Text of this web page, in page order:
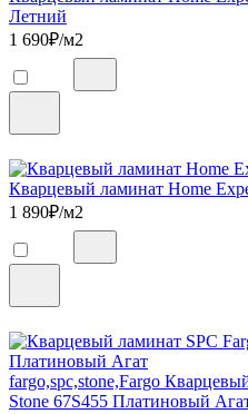
Летний
1 690₽/м2
Кварцевый ламинат Home
1 890₽/м2
fargo,spc,stone,Fargo
Stone 67S455 Платиновый